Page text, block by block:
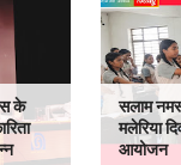
के
सलाम
मलेरिया
आयोजन